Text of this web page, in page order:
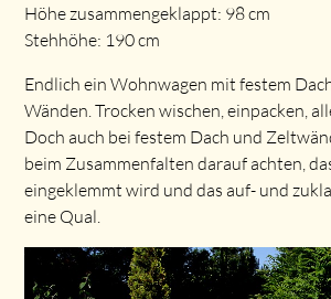
Höhe zusammengeklappt: 98 cm
Stehhöhe: 190 cm
Endlich ein Wohnwagen mit festem
Wänden. Trocken wischen, einpacken,
Doch auch bei festem Dach und
beim Zusammenfalten darauf achten,
eingeklemmt wird und das auf- und
eine Qual.